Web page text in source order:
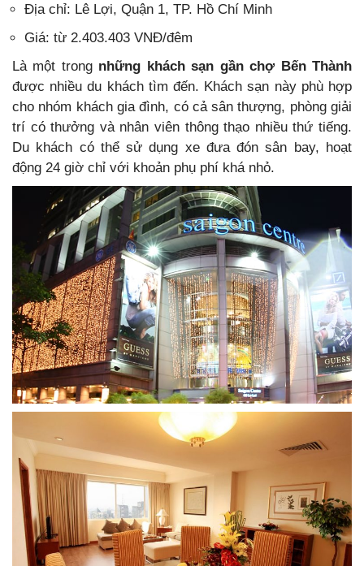
Địa chỉ: Lê Lợi, Quận 1, TP. Hồ Chí Minh
Giá: từ 2.403.403 VNĐ/đêm
Là một trong những khách sạn gần chợ Bến Thành
được nhiều du khách tìm đến. Khách sạn này phù hợp
cho nhóm khách gia đình, có cả sân thượng, phòng giải
trí có thưởng và nhân viên thông thạo nhiều thứ tiếng.
Du khách có thể sử dụng xe đưa đón sân bay, hoạt
động 24 giờ chỉ với khoản phụ phí khá nhỏ.